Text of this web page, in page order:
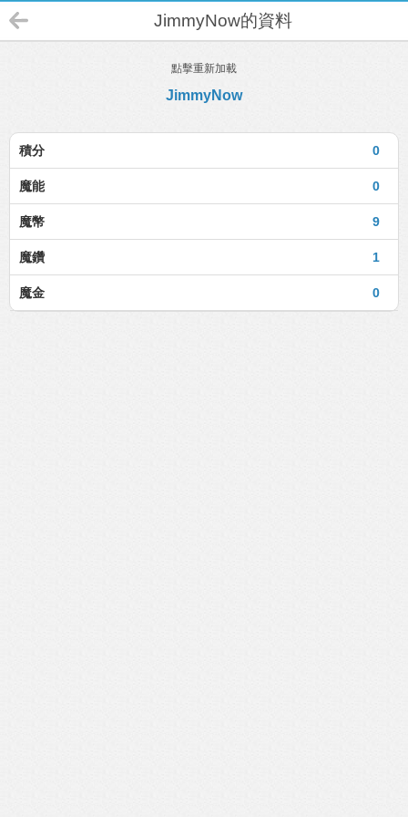
JimmyNow的資料
點擊重新加載
JimmyNow
0
積分
0
魔能
9
魔幣
1
魔鑽
0
魔金